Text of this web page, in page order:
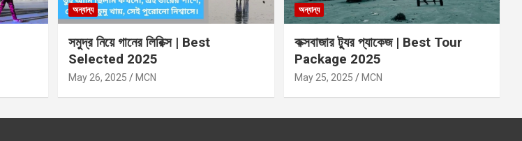
অন্যান্য
সমুদ্র নিয়ে গানের লিরিক্স | Best
Selected 2025
May 26, 2025 MCN
অন্যান্য
কক্সবাজার ট্যুর প্যাকেজ | Best Tour
Package 2025
May 25, 2025 MCN